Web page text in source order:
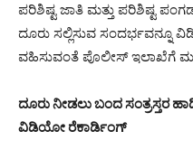
ಪರಿಶಿಷ್ಟ ಜಾತಿ ಮತ್ತು ಪರಿಶಿಷ್ಟ
ದೂರು ಸಲ್ಲಿಸುವ ಸಂದರ್ಭವನ್ನೂ
ವಹಿಸುವಂತೆ ಪೊಲೀಸ್ ಇಲಾಖೆಗೆ
ದೂರು ನೀಡಲು ಬಂದ ಸಂತ್ರಸ್ತರ
ವಿಡಿಯೋ ರೆಕಾರ್ಡಿಂಗ್